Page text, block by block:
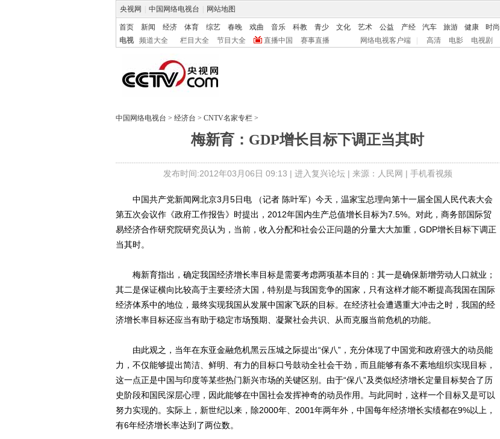
央视网 中国网络电视台 网站地图
首页 新闻 经济 体育 综艺 春晚 戏曲 音乐 科教 青少 文化 艺术 公益 产经 汽车 旅游 健康 时尚
电视
频道大全 栏目大全 节目大全 直播中国 赛事直播 网络电视客户端 高清 电影 电视剧
中国网络电视台 > 经济台 > CNTV名家专栏 >
梅新育：GDP增长目标下调正当其时
发布时间:2012年03月06日 09:13 | 进入复兴论坛| 来源：人民网 | 手机看视频
中国共产党新闻网北京3月5日电 （记者 陈叶军）今天，温家宝总理向第十一届全国人民代表大会
第五次会议作《政府工作报告》时提出，2012年国内生产总值增长目标为7.5%。对此，商务部国际贸
易经济合作研究院研究员认为，当前，收入分配和社会公正问题的分量大大加重，GDP增长目标下调正
当其时。
梅新育指出，确定我国经济增长率目标是需要考虑两项基本目的：其一是确保新增劳动人口就业；
其二是保证横向比较高于主要经济大国，特别是与我国竞争的国家，只有这样才能不断提高我国在国际
经济体系中的地位，最终实现我国从发展中国家飞跃的目标。在经济社会遭遇重大冲击之时，我国的经
济增长率目标还应当有助于稳定市场预期、凝聚社会共识、从而克服当前危机的功能。
由此观之，当年在东亚金融危机黑云压城之际提出“保八”，充分体现了中国党和政府强大的动员能
力，不仅能够提出简洁、鲜明、有力的目标口号鼓动全社会干劲，而且能够有条不紊地组织实现目标，
这一点正是中国与印度等某些热门新兴市场的关键区别。由于“保八”及类似经济增长定量目标契合了历
史阶段和国民深层心理，因此能够在中国社会发挥神奇的动员作用。与此同时，这样一个目标又是可以
努力实现的。实际上，新世纪以来，除2000年、2001年两年外，中国每年经济增长实绩都在9%以上，
有6年经济增长率达到了两位数。